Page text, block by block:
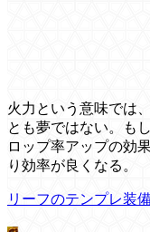
火力という意味では
とも夢ではない。も
ロップ率アップの効
り効率が良くなる。
リーフのテンプレ装